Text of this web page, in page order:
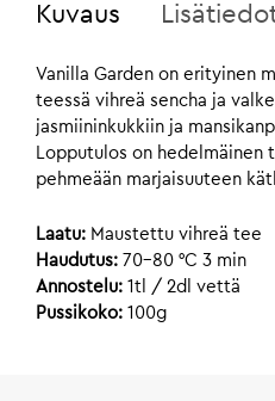
Kuvaus
Vanilla Garden on erityinen
teessä vihreä sencha ja
jasmiininkukkiin ja
Lopputulos on hedelmäinen
pehmeään marjaisuuteen
Laatu: Maustettu vihreä tee
Haudutus: 70-80 °C 3 min
Annostelu: 1tl / 2dl vettä
Pussikoko: 100g